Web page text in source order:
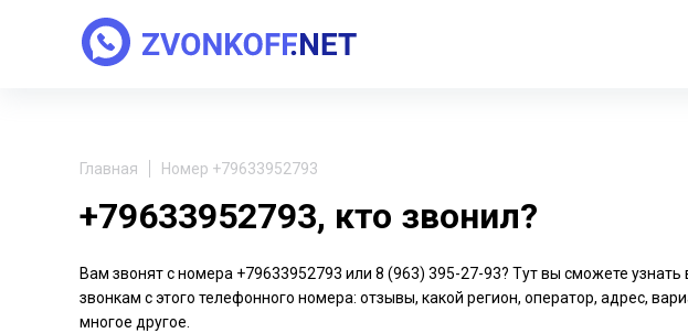
Главная Номер +79633952793
+79633952793, кто звонил?
Вам звонят с номера +79633952793 или 8 (963) 395-27-93? Тут вы сможете
звонкам с этого телефонного номера: отзывы, какой регион, оператор, адрес,
многое другое.